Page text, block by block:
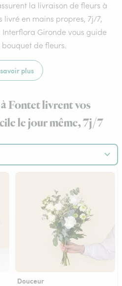
la livraison de fleurs à
livré en mains propres, 7j/7,
Gironde vous guide
de fleurs.
plus
Fontet livrent vos
le jour même, 7j/7
Douceur